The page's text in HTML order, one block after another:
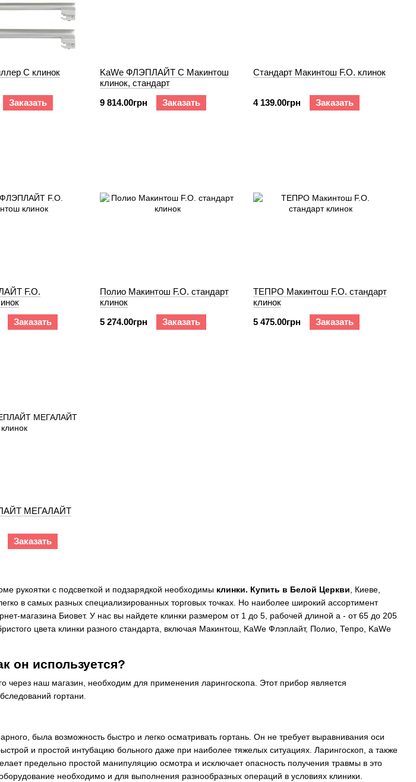
рукоятки с подсветкой и подзарядкой необходимы клинки. Купить в Белой Церкви , Киеве,
в самых разных специализированных торговых точках. Но наиболее широкий ассортимент
магазина Биовет. У нас вы найдете клинки размером от 1 до 5, рабочей длиной a - от 65 до 205
цвета клинки разного стандарта, включая Макинтош, KaWe Флэплайт, Полио, Тепро, KaWe
он используется?
через наш магазин, необходим для применения ларингоскопа. Этот прибор является
гортани.
была возможность быстро и легко осматривать гортань. Он не требует выравнивания оси
и простой интубацию больного даже при наиболее тяжелых ситуациях. Ларингоскоп, а также
предельно простой манипуляцию осмотра и исключает опасность получения травмы в это
оборудование необходимо и для выполнения разнообразных операций в условиях клиники.
C клинок
Заказать
KaWe ФЛЭПЛАЙТ C Макинтош
клинок, стандарт
9 814.00грн
Заказать
Cтандарт Макинтош F.O. клинок
4 139.00грн Заказать
F.O.
Заказать
Полио Макинтош F.O. cтандарт
клинок
5 274.00грн
Заказать
ТЕПРО Макинтош F.O. cтандарт
клинок
5 475.00грн
Заказать
МЕГАЛАЙТ
Заказать